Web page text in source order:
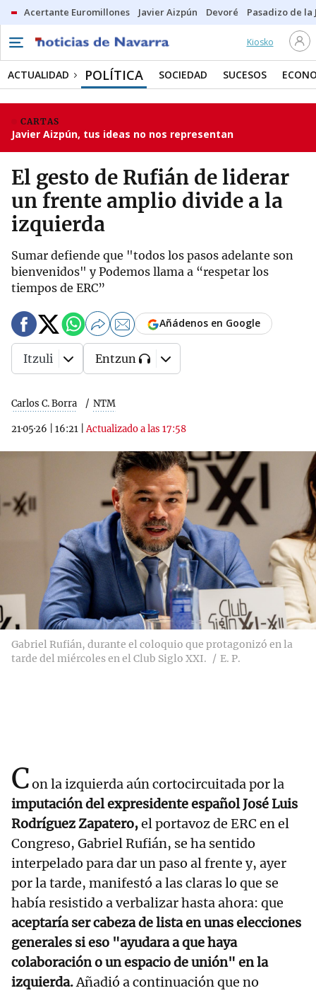
Acertante Euromillones Javier Aizpún Devoré Pasadizo de la
Kiosko
ACTUALIDAD POLÍTICA SOCIEDAD SUCESOS
CARTAS
Javier Aizpún, tus ideas no nos representan
El gesto de Rufián de liderar
un frente amplio divide a la
izquierda
Sumar defiende que "todos los pasos adelante son
bienvenidos" y Podemos llama a “respetar los
tiempos de ERC”
Carlos C. Borra NTM
21·05·26 16:21 |Actualizado a las 17:58
Añádenos en Google
Itzuli Entzun
Gabriel Rufián, durante el coloquio que protagonizó en la
tarde del miércoles en el Club Siglo XXI.
E. P.
Con la izquierda aún cortocircuitada por la
imputación del expresidente español José Luis
Rodríguez Zapatero,el portavoz de ERC en el
Congreso, Gabriel Rufián, se ha sentido
interpelado para dar un paso al frente y, ayer
por la tarde, manifestó a las claras lo que se
había resistido a verbalizar hasta ahora: que
aceptaría ser cabeza de lista en unas elecciones
generales si eso "ayudara a que haya
colaboración o un espacio de unión" en la
izquierda.Añadió a continuación que no